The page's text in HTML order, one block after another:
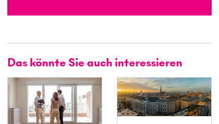
Das könnte Sie auch interessieren